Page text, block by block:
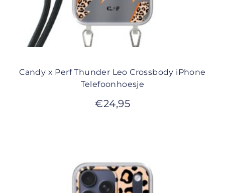
Candy x Perf Thunder Leo Crossbody iPhone
Telefoonhoesje
€24,95